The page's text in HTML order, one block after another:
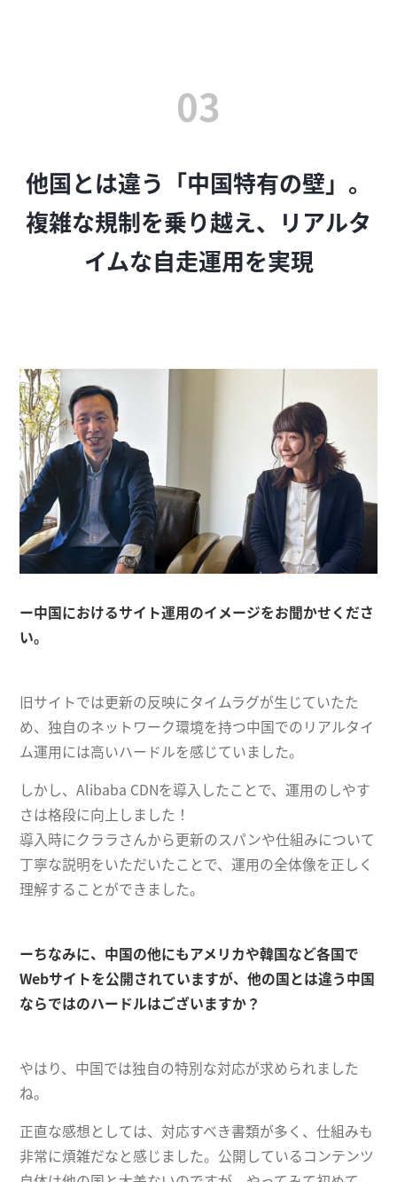
03
他国とは違う「中国特有の壁」。
複雑な規制を乗り越え、リアルタ
イムな自走運用を実現
ー中国におけるサイト運用のイメージをお聞かせくださ
い。
旧サイトでは更新の反映にタイムラグが生じていたた
め、独自のネットワーク環境を持つ中国でのリアルタイ
ム運用には高いハードルを感じていました。
しかし、Alibaba CDNを導入したことで、運用のしやす
さは格段に向上しました！
導入時にクララさんから更新のスパンや仕組みについて
丁寧な説明をいただいたことで、運用の全体像を正しく
理解することができました。
ーちなみに、中国の他にもアメリカや韓国など各国で
Webサイトを公開されていますが、他の国とは違う中国
ならではのハードルはございますか？
やはり、中国では独自の特別な対応が求められました
ね。
正直な感想としては、対応すべき書類が多く、仕組みも
非常に煩雑だなと感じました。公開しているコンテンツ